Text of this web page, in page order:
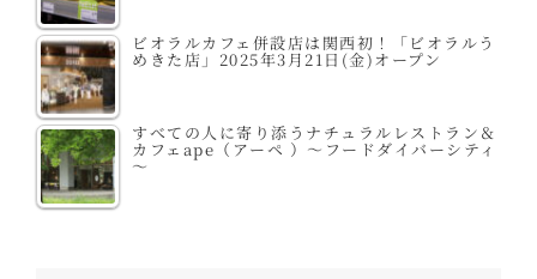
ビオラルカフェ併設店は関西初！「ビオラルう
めきた店」2025年3月21日(金)オープン
すべての人に寄り添うナチュラルレストラン＆
カフェape（アーペ ）～フードダイバーシティ
～